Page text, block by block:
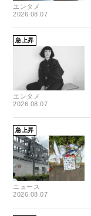
エンタメ
2026.08.07
急上昇
エンタメ
2026.08.07
急上昇
ニュース
2026.08.07